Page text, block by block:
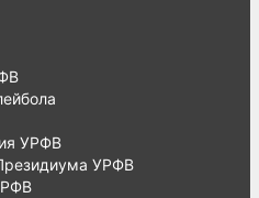
УРФВ
УРФВ